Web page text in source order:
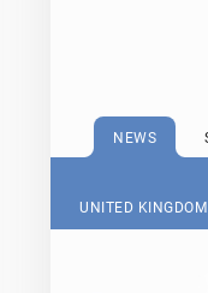
NEWS
UNITED KINGDOM